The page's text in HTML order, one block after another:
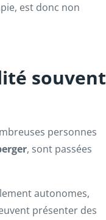
est donc non
souvent
personnes
, sont passées
autonomes,
présenter des